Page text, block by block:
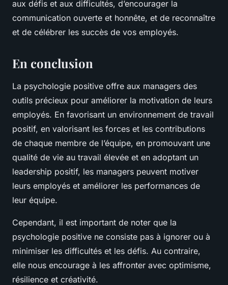
aux défis et aux difficultés, d’encourager la
communication ouverte et honnête, et de reconnaître
et de célébrer les succès de vos employés.
En conclusion
La psychologie positive offre aux managers des
outils précieux pour améliorer la motivation de leurs
employés. En favorisant un environnement de travail
positif, en valorisant les forces et les contributions
de chaque membre de l’équipe, en promouvant une
qualité de vie au travail élevée et en adoptant un
leadership positif, les managers peuvent motiver
leurs employés et améliorer les performances de
leur équipe.
Cependant, il est important de noter que la
psychologie positive ne consiste pas à ignorer ou à
minimiser les difficultés et les défis. Au contraire,
elle nous encourage à les affronter avec optimisme,
résilience et créativité.